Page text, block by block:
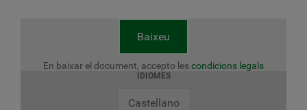
Baixeu
En baixar el document, accepto lescondicions legals
IDIOMES
Castellano